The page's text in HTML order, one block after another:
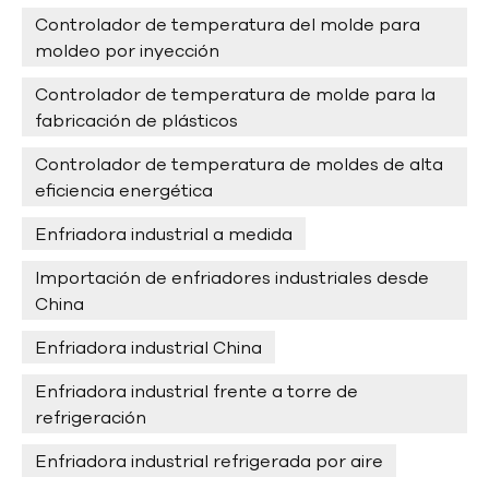
PVC, los controladores de temperatura del molde se utilizan
como calentadores de aceite para controlar con precisión la
la calidad de las láminas de PVC. En general, los
controladores de temperatura de moldes desempeñan un
Desde el moldeo por inyección y la fundición a presión hasta
la producción de productos de caucho, pasando por los
sectores químico y biofarmacéutico, son ampliamente
temperatura, los controladores de temperatura de moldes
pueden optimizar los procesos de producción, mejorar la
amplia experiencia en la investigación, el desarrollo y la
fabricación de controladores de temperatura de moldes.
calidad que produce ofrecen las siguientes ventajas:Control
Controlador de temperatura del molde para
moldeo por inyección
Controlador de temperatura de molde para la
fabricación de plásticos
Controlador de temperatura de moldes de alta
eficiencia energética
Enfriadora industrial a medida
Importación de enfriadores industriales desde
China
Enfriadora industrial China
Enfriadora industrial frente a torre de
refrigeración
Enfriadora industrial refrigerada por aire